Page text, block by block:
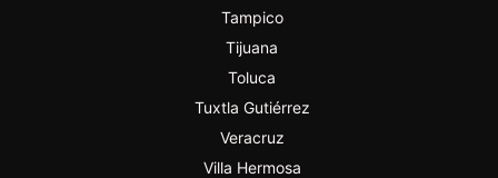
Tampico
Tijuana
Toluca
Tuxtla Gutiérrez
Veracruz
Villa Hermosa